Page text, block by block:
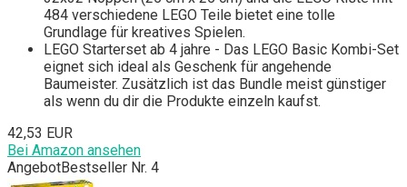
484 verschiedene LEGO Teile bietet eine tolle
Grundlage für kreatives Spielen.
LEGO Starterset ab 4 jahre - Das LEGO Basic Kombi-Set
eignet sich ideal als Geschenk für angehende
Baumeister. Zusätzlich ist das Bundle meist günstiger
als wenn du dir die Produkte einzeln kaufst.
42,53 EUR
Bei Amazon ansehen
AngebotBestseller Nr. 4